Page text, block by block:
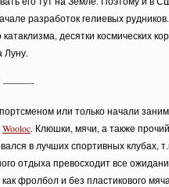
разработок гелиевых
десятки космических
Луну.
———-
или только начали
Wooloc. Клюшки, мячи, а также
в лучших спортивных клубах,
отдыха превосходит все
фролбол и без пластикового